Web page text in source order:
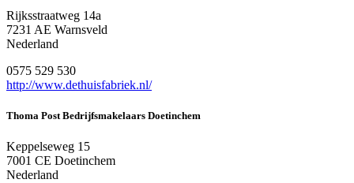
Rijksstraatweg 14a
7231 AE Warnsveld
Nederland
0575 529 530
http://www.dethuisfabriek.nl/
Thoma Post Bedrijfsmakelaars Doetinchem
Keppelseweg 15
7001 CE Doetinchem
Nederland